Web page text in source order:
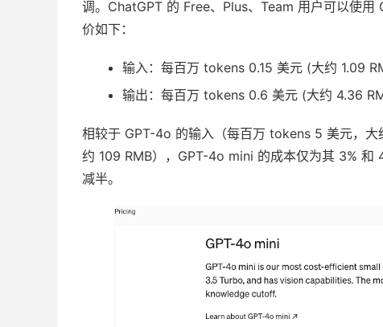
调。ChatGPT 的 Free、Plus、Team 用户可以使
价如下：
输入：每百万 tokens 0.15 美元 (大约 1.09
输出：每百万 tokens 0.6 美元 (大约 4.36
相较于 GPT-4o 的输入（每百万 tokens 5 美元，
约 109 RMB），GPT-4o mini 的成本仅为其 3% 和
减半。